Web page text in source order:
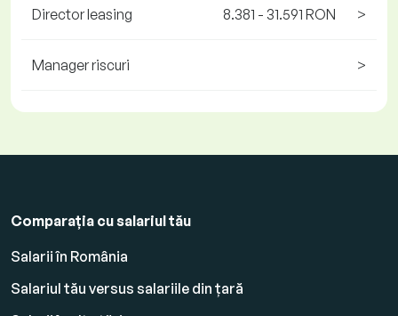
Director leasing 8.381 - 31.591 RON >
Manager riscuri >
Comparația cu salariul tău
Salarii în România
Salariul tău versus salariile din țară